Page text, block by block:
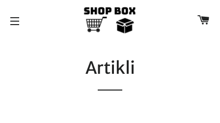
Artikli